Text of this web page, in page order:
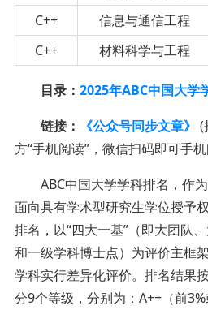
C++
信息与通信工程
C++
材料科学与工程
目录： 2025年ABC中国大学
链接：
《公众号同步文章》 (
方“手机阅读”，微信扫码即可手
ABC中国大学学科排名，作
面向具有学术型研究生学位授予
排名，以“四大一基”（即大团队
和一级学科博士点）为评价主框
学科实行差异化评价。排名结果
分9个等级，分别为：A++（前